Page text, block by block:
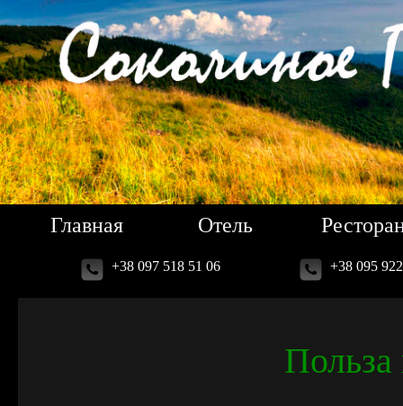
Главная Отель
+38 097 518 51 06 +38 095